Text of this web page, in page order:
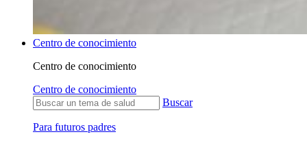
Centro de conocimiento
Centro de conocimiento
Centro de conocimiento
Buscar
Para futuros padres